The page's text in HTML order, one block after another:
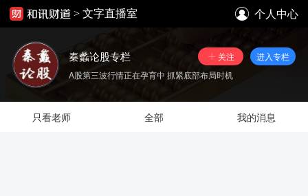
> 文字直播室 个人中心
秦蠡论股专栏 关注
进入专栏
A股第三波行情正在孕育中 抓紧底部布局时机
只看老师 全部 我的消息